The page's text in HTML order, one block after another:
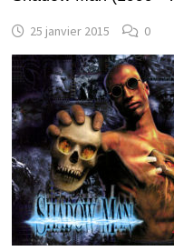
25 janvier 2015 0